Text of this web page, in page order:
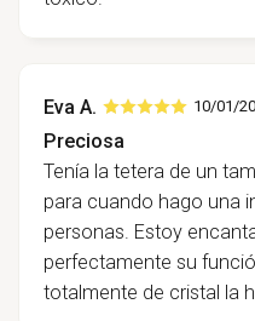
Eva A. 10/01/
Preciosa
Tenía la tetera de un
para cuando hago una
personas. Estoy
perfectamente su
totalmente de cristal la